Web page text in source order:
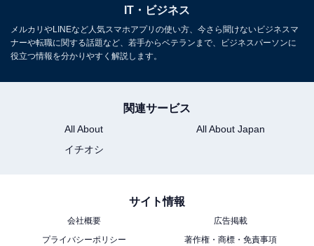
といいクルマづくり」を目指すために欠かせない「もっ
といい電池」を作るための協業検討としている。
IT・ビジネス
メルカリやLINEなど人気スマホアプリの使い方、今さら聞けないビジネスマ
ナーや転職に関する話題など、若手からベテランまで、ビジネスパーソンに
役立つ情報を分かりやすく解説します。
関連サービス
All About
All About Japan
イチオシ
サイト情報
会社概要
広告掲載
プライバシーポリシー
著作権・商標・免責事項